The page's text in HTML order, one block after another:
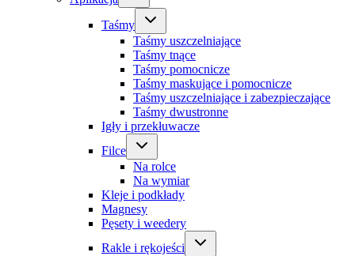
Taśmy
Taśmy uszczelniające
Taśmy tnące
Taśmy pomocnicze
Taśmy maskujące i pomocnicze
Taśmy uszczelniające i zabezpieczające
Taśmy dwustronne
Igły i przekłuwacze
Filce
Na rolce
Na wymiar
Kleje i podkłady
Magnesy
Pęsety i weedery
Rakle i rękojeści